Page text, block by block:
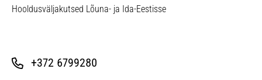
Hooldusväljakutsed Lõuna- ja Ida-Eestisse
+372 6799280